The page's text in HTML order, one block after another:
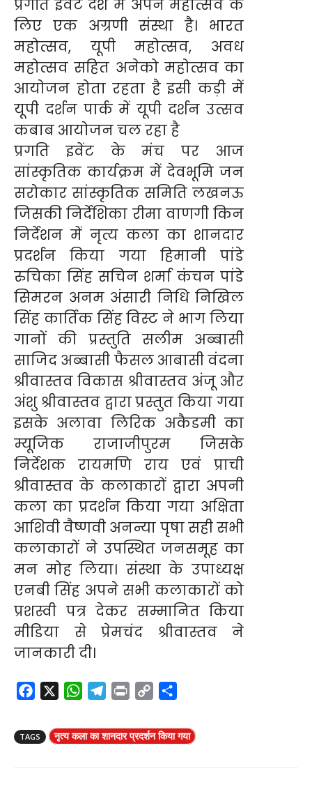
प्रगति इवेंट देश में अपने महोत्सव के
लिए एक अग्रणी संस्था है। भारत
महोत्सव, यूपी महोत्सव, अवध
महोत्सव सहित अनेको महोत्सव का
आयोजन होता रहता है इसी कड़ी में
यूपी दर्शन पार्क में यूपी दर्शन उत्सव
कबाब आयोजन चल रहा है
प्रगति इवेंट के मंच पर आज
सांस्कृतिक कार्यक्रम में देवभूमि जन
सरोकार सांस्कृतिक समिति लखनऊ
जिसकी निर्देशिका रीमा वाणगी किन
निर्देशन में नृत्य कला का शानदार
प्रदर्शन किया गया हिमानी पांडे
रुचिका सिंह सचिन शर्मा कंचन पांडे
सिमरन अनम अंसारी निधि निखिल
सिंह कार्तिक सिंह विस्ट ने भाग लिया
गानों की प्रस्तुति सलीम अब्बासी
साजिद अब्बासी फैसल आबासी वंदना
श्रीवास्तव विकास श्रीवास्तव अंजू और
अंशु श्रीवास्तव द्वारा प्रस्तुत किया गया
इसके अलावा लिरिक अकैडमी का
म्यूजिक राजाजीपुरम जिसके
निर्देशक रायमणि राय एवं प्राची
श्रीवास्तव के कलाकारों द्वारा अपनी
कला का प्रदर्शन किया गया अक्षिता
आशिवी वैष्णवी अनन्या पृषा सही सभी
कलाकारों ने उपस्थित जनसमूह का
मन मोह लिया। संस्था के उपाध्यक्ष
एनबी सिंह अपने सभी कलाकारों को
प्रशस्वी पत्र देकर सम्मानित किया
मीडिया से प्रेमचंद श्रीवास्तव ने
जानकारी दी।
c
e
W
a
t
l
e
i
n
p
y
a
r
TAGS नृत्य कला का शानदार प्रदर्शन किया गया